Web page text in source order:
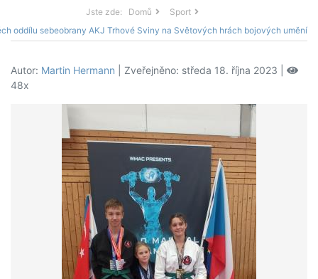
Jste zde: Domů
Sport
oddílu sebeobrany AKJ Trhové Sviny na Světových hrách bojových umění
Autor: Martin Hermann | Zveřejněno: středa 18. října 2023 |
48x